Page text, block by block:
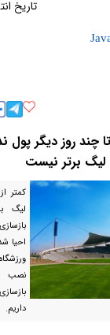
تاریخ
چند روز دیگر پول
لیگ برتر نیست
کمتر
لیگ
احیا
نصب
داریم.